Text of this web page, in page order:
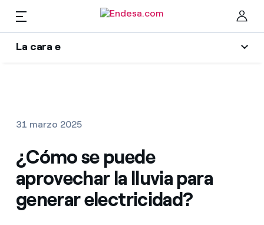
La cara e
Autores
Blog de Endesa
Music Lover
La era de la electrificación
Hogares
Encuentra la tarifa que más te conviene
Servicios
Movilidad
ES
31 marzo 2025
¿Cómo se puede
aprovechar la lluvia para
generar electricidad?